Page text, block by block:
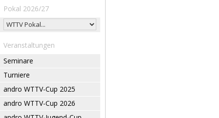
Pokal 2026/27
Veranstaltungen
Seminare
Turniere
andro WTTV-Cup 2025
andro WTTV-Cup 2026